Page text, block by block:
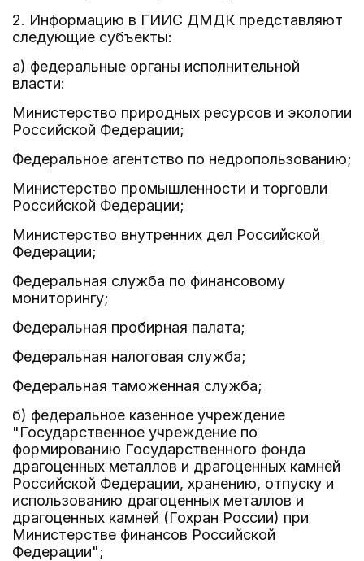
2. Информацию в ГИИС ДМДК представляют
следующие субъекты:
а) федеральные органы исполнительной
власти:
Министерство природных ресурсов и экологии
Российской Федерации;
Федеральное агентство по недропользованию;
Министерство промышленности и торговли
Российской Федерации;
Министерство внутренних дел Российской
Федерации;
Федеральная служба по финансовому
мониторингу;
Федеральная пробирная палата;
Федеральная налоговая служба;
Федеральная таможенная служба;
б) федеральное казенное учреждение
"Государственное учреждение по
формированию Государственного фонда
драгоценных металлов и драгоценных камней
Российской Федерации, хранению, отпуску и
использованию драгоценных металлов и
драгоценных камней (Гохран России) при
Министерстве финансов Российской
Федерации";